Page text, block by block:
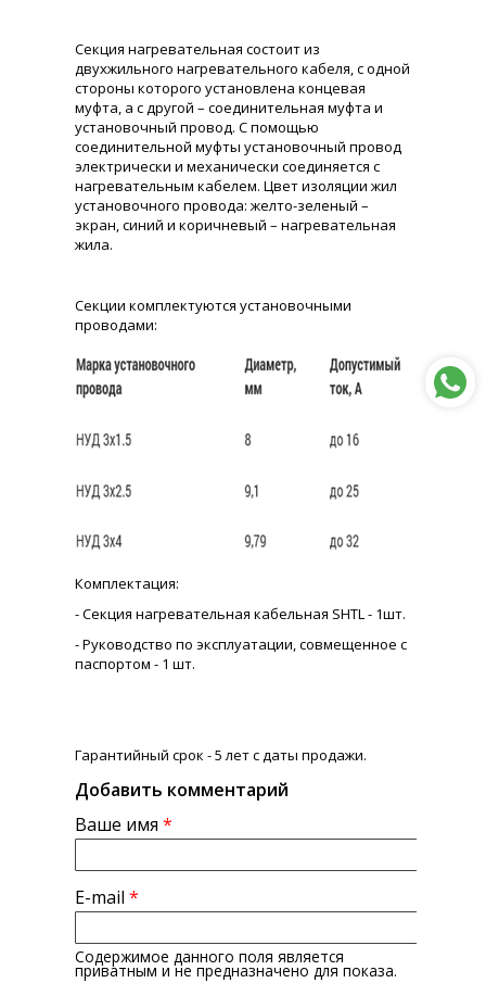
Секция нагревательная состоит из
двухжильного нагревательного кабеля, с одной
стороны которого установлена концевая
муфта, а с другой – соединительная муфта и
установочный провод. С помощью
соединительной муфты установочный провод
электрически и механически соединяется с
нагревательным кабелем. Цвет изоляции жил
установочного провода: желто-зеленый –
экран, синий и коричневый – нагревательная
жила.
Секции комплектуются установочными
проводами:
Комплектация:
- Секция нагревательная кабельная SHTL - 1шт.
- Руководство по эксплуатации, совмещенное с
паспортом - 1 шт.
Гарантийный срок - 5 лет с даты продажи.
Добавить комментарий
Ваше имя *
E-mail *
Содержимое данного поля является
приватным и не предназначено для показа.